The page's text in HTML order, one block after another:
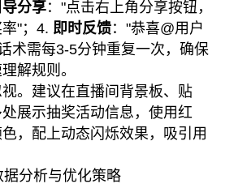
导分享："点击右上角分享按钮，
"；4. 即时反馈："恭喜@用户
术需每3-5分钟重复一次，确保
解规则。
。建议在直播间背景板、贴
展示抽奖活动信息，使用红
，配上动态闪烁效果，吸引用
分析与优化策略